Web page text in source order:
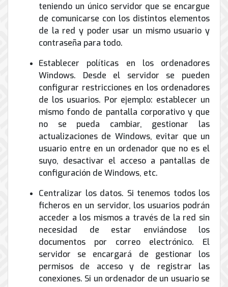
teniendo un único servidor que se encargue
de comunicarse con los distintos elementos
de la red y poder usar un mismo usuario y
contraseña para todo.
Establecer políticas en los ordenadores
Windows. Desde el servidor se pueden
configurar restricciones en los ordenadores
de los usuarios. Por ejemplo: establecer un
mismo fondo de pantalla corporativo y que
no se pueda cambiar, gestionar las
actualizaciones de Windows, evitar que un
usuario entre en un ordenador que no es el
suyo, desactivar el acceso a pantallas de
configuración de Windows, etc.
Centralizar los datos. Si tenemos todos los
ficheros en un servidor, los usuarios podrán
acceder a los mismos a través de la red sin
necesidad de estar enviándose los
documentos por correo electrónico. El
servidor se encargará de gestionar los
permisos de acceso y de registrar las
conexiones. Si un ordenador de un usuario se